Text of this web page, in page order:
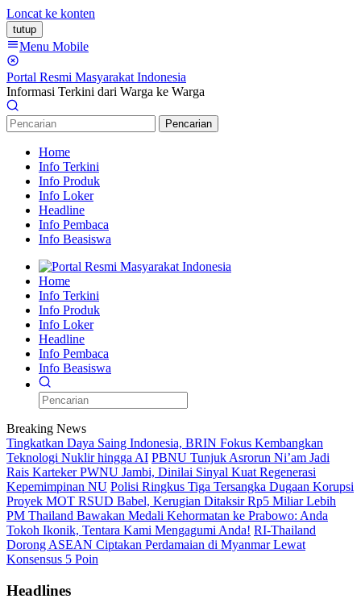
Loncat ke konten
tutup
Menu Mobile
Portal Resmi Masyarakat Indonesia
Informasi Terkini dari Warga ke Warga
Pencarian
Home
Info Terkini
Info Produk
Info Loker
Headline
Info Pembaca
Info Beasiswa
Home
Info Terkini
Info Produk
Info Loker
Headline
Info Pembaca
Info Beasiswa
Breaking News
Tingkatkan Daya Saing Indonesia, BRIN Fokus Kembangkan
Teknologi Nuklir hingga AI PBNU Tunjuk Asrorun Ni’am Jadi
Rais Karteker PWNU Jambi, Dinilai Sinyal Kuat Regenerasi
Kepemimpinan NU Polisi Ringkus Tiga Tersangka Dugaan Korupsi
Proyek MOT RSUD Babel, Kerugian Ditaksir Rp5 Miliar Lebih
PM Thailand Bawakan Medali Kehormatan ke Prabowo: Anda
Tokoh Ikonik, Tentara Kami Mengagumi Anda! RI-Thailand
Dorong ASEAN Ciptakan Perdamaian di Myanmar Lewat
Konsensus 5 Poin
Headlines